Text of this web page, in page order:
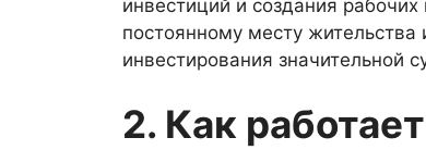
инвестиций и создания
постоянному месту
инвестирования
2. Как